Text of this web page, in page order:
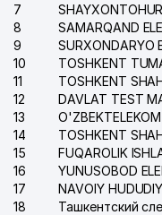
7
8
9
10
11
12
13
14
15
16
17
18